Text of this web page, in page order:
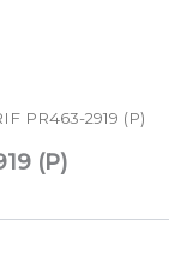
PR463-2919 (P)
(P)